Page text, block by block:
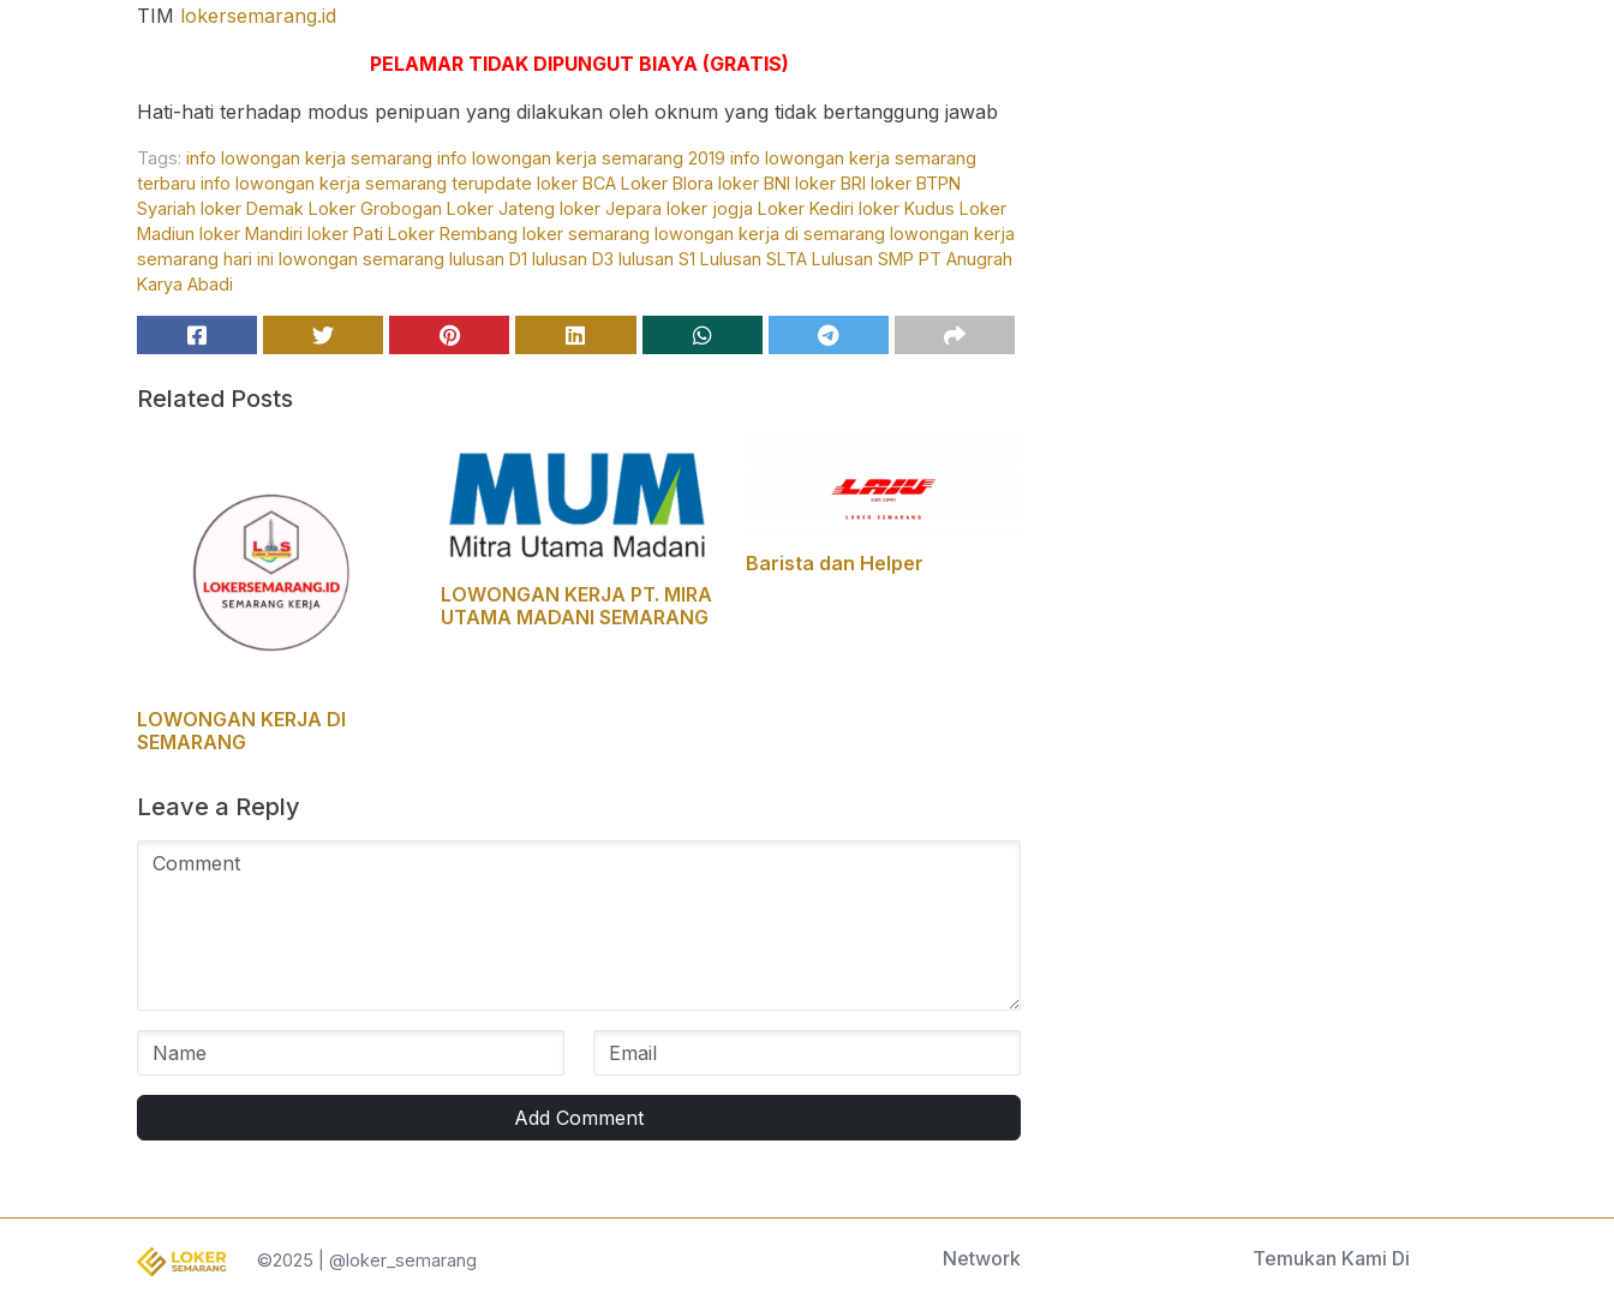
TIM lokersemarang.id
PELAMAR TIDAK DIPUNGUT BIAYA (GRATIS)
Hati-hati terhadap modus penipuan yang dilakukan oleh oknum yang tidak bertanggung jawab
Tags: info lowongan kerja semarang info lowongan kerja semarang 2019 info lowongan kerja semarang
terbaru info lowongan kerja semarang terupdate loker BCA Loker Blora loker BNI loker BRI loker BTPN
Syariah loker Demak Loker Grobogan Loker Jateng loker Jepara loker jogja Loker Kediri loker Kudus Loker
Madiun loker Mandiri loker Pati Loker Rembang loker semarang lowongan kerja di semarang lowongan kerja
semarang hari ini lowongan semarang lulusan D1 lulusan D3 lulusan S1 Lulusan SLTA Lulusan SMP PT Anugrah
Karya Abadi
Related Posts
LOWONGAN KERJA DI
SEMARANG
LOWONGAN KERJA PT. MIRA
UTAMA MADANI SEMARANG
Barista dan Helper
Leave a Reply
Add Comment
©2025 | @loker_semarang Network Temukan Kami Di